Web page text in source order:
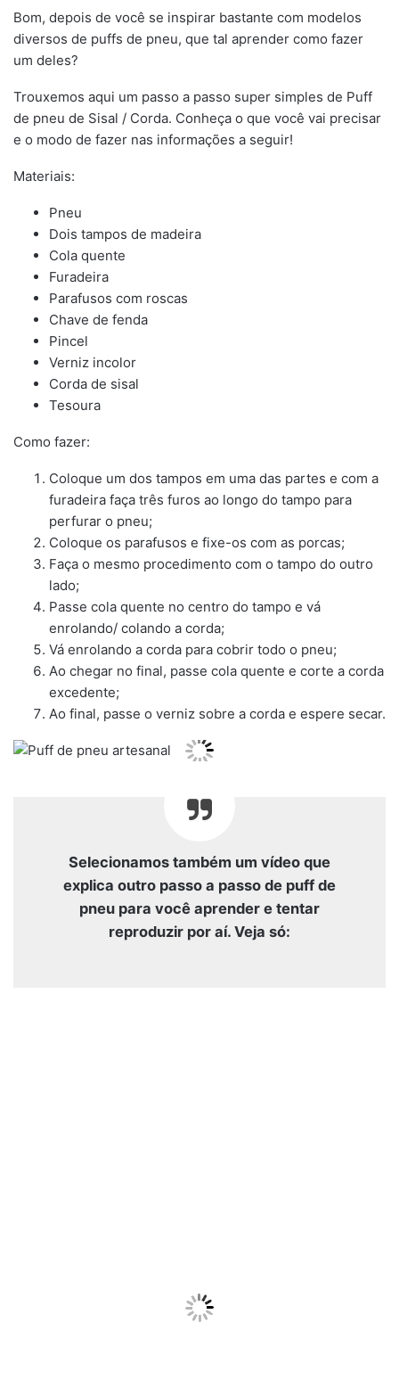
Bom, depois de você se inspirar bastante com modelos
diversos de puffs de pneu, que tal aprender como fazer
um deles?
Trouxemos aqui um passo a passo super simples de Puff
de pneu de Sisal / Corda. Conheça o que você vai precisar
e o modo de fazer nas informações a seguir!
Materiais:
Pneu
Dois tampos de madeira
Cola quente
Furadeira
Parafusos com roscas
Chave de fenda
Pincel
Verniz incolor
Corda de sisal
Tesoura
Como fazer:
Coloque um dos tampos em uma das partes e com a
furadeira faça três furos ao longo do tampo para
perfurar o pneu;
Coloque os parafusos e fixe-os com as porcas;
Faça o mesmo procedimento com o tampo do outro
lado;
Passe cola quente no centro do tampo e vá
enrolando/ colando a corda;
Vá enrolando a corda para cobrir todo o pneu;
Ao chegar no final, passe cola quente e corte a corda
excedente;
Ao final, passe o verniz sobre a corda e espere secar.
Selecionamos também um vídeo que
explica outro passo a passo de puff de
pneu para você aprender e tentar
reproduzir por aí. Veja só: